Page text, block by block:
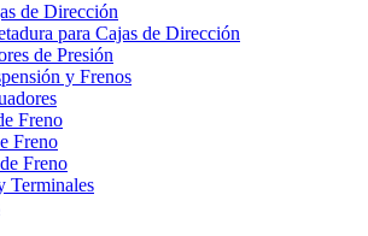
de Dirección
para Cajas de Dirección
de Presión
y Frenos
Freno
Freno
Freno
Terminales